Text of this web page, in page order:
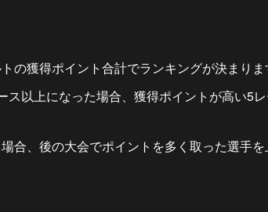
の獲得ポイント合計でランキングが決まりま
ス以上になった場合、獲得ポイントが高い5
合、後の大会でポイントを多く取った選手を